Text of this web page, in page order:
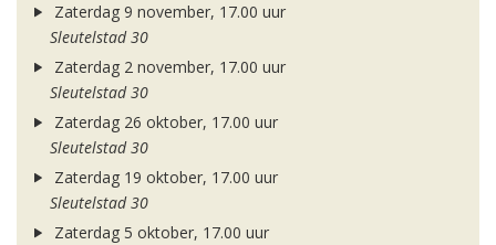
Zaterdag 9 november, 17.00 uur
Sleutelstad 30
Zaterdag 2 november, 17.00 uur
Sleutelstad 30
Zaterdag 26 oktober, 17.00 uur
Sleutelstad 30
Zaterdag 19 oktober, 17.00 uur
Sleutelstad 30
Zaterdag 5 oktober, 17.00 uur